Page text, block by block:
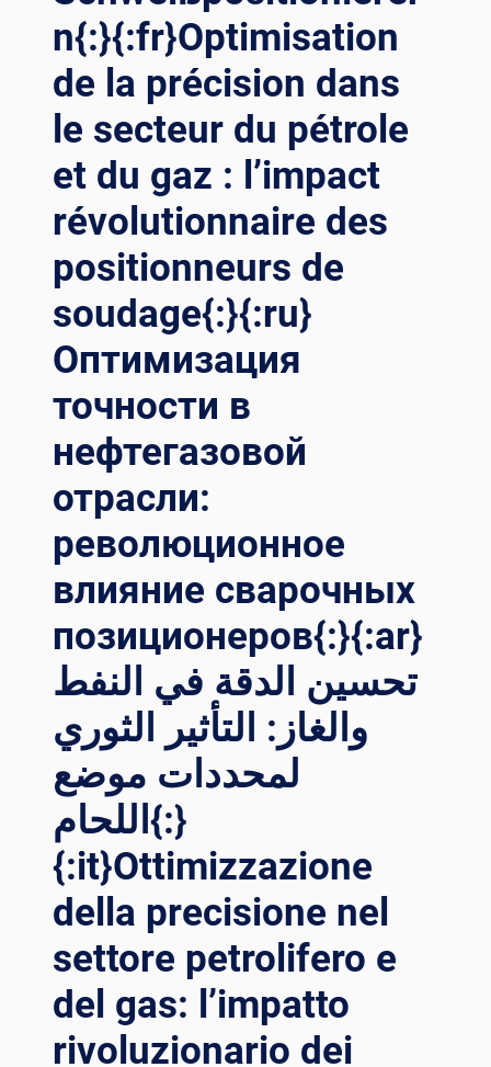
n{:}{:fr}Optimisation
de la précision dans
le secteur du pétrole
et du gaz : l’impact
révolutionnaire des
positionneurs de
soudage{:}{:ru}
Оптимизация
точности в
нефтегазовой
отрасли:
революционное
влияние сварочных
позиционеров{:}{:ar}
تحسين الدقة في النفط
والغاز: التأثير الثوري
لمحددات موضع
اللحام{:}
{:it}Ottimizzazione
della precisione nel
settore petrolifero e
del gas: l’impatto
rivoluzionario dei